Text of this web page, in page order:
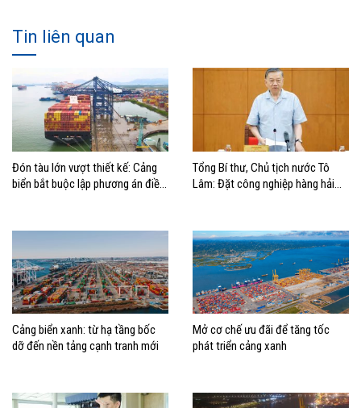
Tin liên quan
Đón tàu lớn vượt thiết kế: Cảng
biển bắt buộc lập phương án điều
Tổng Bí thư, Chủ tịch nước Tô
Lâm: Đặt công nghiệp hàng hải
biển mạnh
Cảng biển xanh: từ hạ tầng bốc
dỡ đến nền tảng cạnh tranh mới
Mở cơ chế ưu đãi để tăng tốc
phát triển cảng xanh